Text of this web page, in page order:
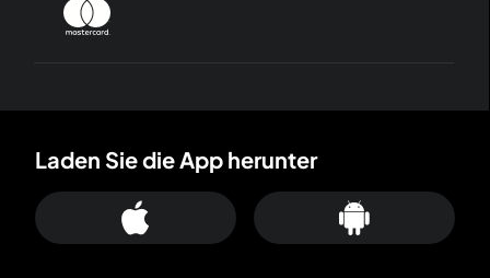
Laden Sie die App herunter